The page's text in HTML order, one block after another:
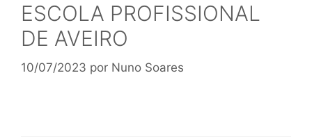
ESCOLA PROFISSIONAL
DE AVEIRO
10/07/2023 por Nuno Soares